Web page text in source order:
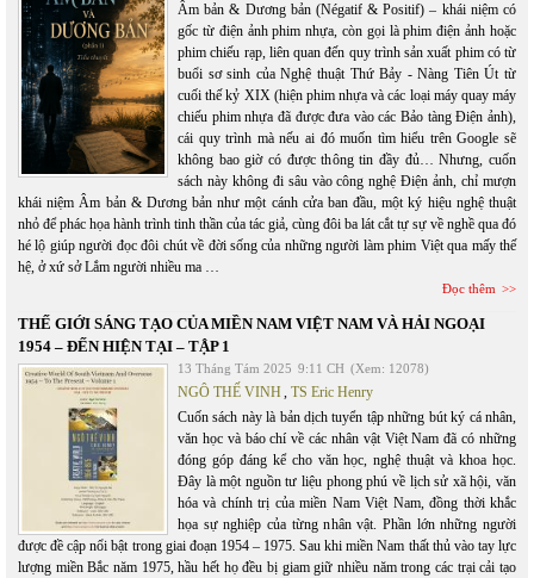
Âm bản & Dương bản (Négatif & Positif) – khái niệm có
gốc từ điện ảnh phim nhựa, còn gọi là phim điện ảnh hoặc
phim chiếu rạp, liên quan đến quy trình sản xuất phim có từ
buổi sơ sinh của Nghệ thuật Thứ Bảy - Nàng Tiên Út từ
cuối thế kỷ XIX (hiện phim nhựa và các loại máy quay máy
chiếu phim nhựa đã được đưa vào các Bảo tàng Điện ảnh),
cái quy trình mà nếu ai đó muốn tìm hiểu trên Google sẽ
không bao giờ có được thông tin đầy đủ… Nhưng, cuốn
sách này không đi sâu vào công nghệ Điện ảnh, chỉ mượn
khái niệm Âm bản & Dương bản như một cánh cửa ban đầu, một ký hiệu nghệ thuật
nhỏ để phác họa hành trình tinh thần của tác giả, cùng đôi ba lát cắt tự sự về nghề qua đó
hé lộ giúp người đọc đôi chút về đời sống của những người làm phim Việt qua mấy thế
hệ, ở xứ sở Lắm người nhiều ma …
Đọc thêm
THẾ GIỚI SÁNG TẠO CỦA MIỀN NAM VIỆT NAM VÀ HẢI NGOẠI
1954 – ĐẾN HIỆN TẠI – TẬP 1
13 Tháng Tám 2025 9:11 CH (Xem: 12078)
NGÔ THẾ VINH, TS Eric Henry
Cuốn sách này là bản dịch tuyển tập những bút ký cá nhân,
văn học và báo chí về các nhân vật Việt Nam đã có những
đóng góp đáng kể cho văn học, nghệ thuật và khoa học.
Đây là một nguồn tư liệu phong phú về lịch sử xã hội, văn
hóa và chính trị của miền Nam Việt Nam, đồng thời khắc
họa sự nghiệp của từng nhân vật. Phần lớn những người
được đề cập nổi bật trong giai đoạn 1954 – 1975. Sau khi miền Nam thất thủ vào tay lực
lượng miền Bắc năm 1975, hầu hết họ đều bị giam giữ nhiều năm trong các trại cải tạo